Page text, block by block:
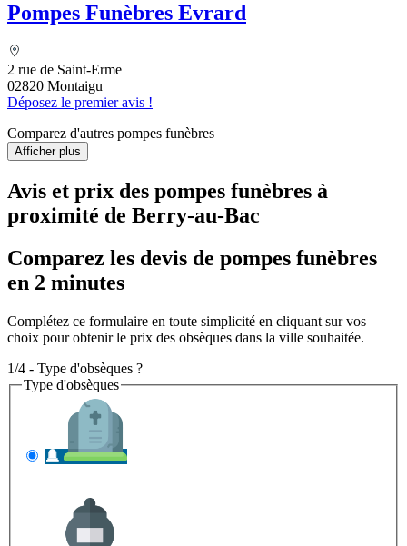
Pompes Funèbres Evrard
2 rue de Saint-Erme
02820 Montaigu
Déposez le premier avis !
Comparez d'autres pompes funèbres
Afficher plus
Avis et prix des pompes funèbres à
proximité de Berry-au-Bac
Comparez les devis de pompes funèbres
en 2 minutes
Complétez ce formulaire en toute simplicité en cliquant sur vos
choix pour obtenir le prix des obsèques dans la ville souhaitée.
1/4 - Type d'obsèques ?
Type d'obsèques